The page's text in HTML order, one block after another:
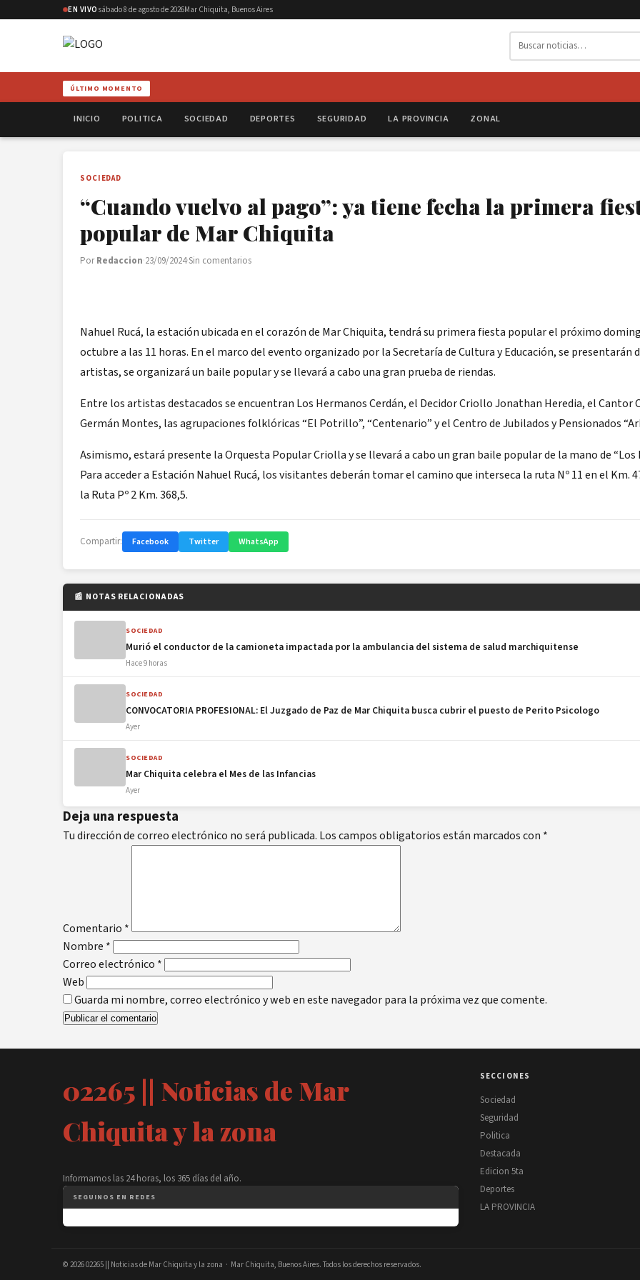
EN VIVO sábado 8 de agosto de 2026Mar Chiquita, Buenos Aires
ÚLTIMO MOMENTO
INICIO POLITICA SOCIEDAD DEPORTES SEGURIDAD LA PROVINCIA ZONAL
SOCIEDAD
“Cuando vuelvo al pago”: ya tiene fecha la primera
popular de Mar Chiquita
PorRedaccion·23/09/2024·Sin comentarios
Nahuel Rucá, la estación ubicada en el corazón de Mar Chiquita, tendrá su primera fiesta popular el próximo
octubre a las 11 horas. En el marco del evento organizado por la Secretaría de Cultura y Educación, se presentarán
artistas, se organizará un baile popular y se llevará a cabo una gran prueba de riendas.
Entre los artistas destacados se encuentran Los Hermanos Cerdán, el Decidor Criollo Jonathan Heredia, el Cantor
Germán Montes, las agrupaciones folklóricas “El Potrillo”, “Centenario” y el Centro de Jubilados y Pensionados
Asimismo, estará presente la Orquesta Popular Criolla y se llevará a cabo un gran baile popular de la mano de “Los
Para acceder a Estación Nahuel Rucá, los visitantes deberán tomar el camino que interseca la ruta Nº 11 en el Km.
la Ruta Pº 2 Km. 368,5.
Compartir: Facebook Twitter WhatsApp
📰 NOTAS RELACIONADAS
SOCIEDAD
Murió el conductor de la camioneta impactada por la ambulancia del sistema de salud marchiquitense
Hace 9 horas
SOCIEDAD
CONVOCATORIA PROFESIONAL: El Juzgado de Paz de Mar Chiquita busca cubrir el puesto de Perito Psicologo
Ayer
SOCIEDAD
Mar Chiquita celebra el Mes de las Infancias
Ayer
Deja una respuesta
Tu dirección de correo electrónico no será publicada. Los campos obligatorios están marcados con *
Comentario *
Nombre *
Correo electrónico *
Web
Guarda mi nombre, correo electrónico y web en este navegador para la próxima vez que comente.
02265 || Noticias de Mar
Chiquita y la zona
Informamos las 24 horas, los 365 días del año.
SEGUINOS EN REDES
SECCIONES
Sociedad
Seguridad
Politica
Destacada
Edicion 5ta
Deportes
LA PROVINCIA
© 202602265 || Noticias de Mar Chiquita y la zona · Mar Chiquita, Buenos Aires. Todos los derechos reservados.